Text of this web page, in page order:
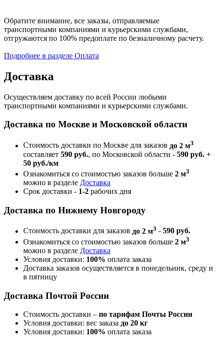
Обратите внимание, все заказы, отправляемые
транспортными компаниями и курьерскими службами,
отгружаются по 100% предоплате по безналичному расчету.
Подробнее в разделе Оплата
Доставка
Осуществляем доставку по всей России любыми
транспортными компаниями и курьерскими службами.
Доставка по Москве и Московской области
Стоимость доставки по Москве для заказов до 2 м3
составляет 590 руб., по Московской области - 590 руб. +
50 руб./км
Ознакомиться со стоимостью заказов больше 2 м3
можно в разделе Доставка
Срок доставки - 1-2 рабочих дня
Доставка по Нижнему Новгороду
Стоимость доставки для заказов до 2 м3 - 590 руб.
Ознакомиться со стоимостью заказов больше 2 м3
можно в разделе Доставка
Условия доставки: 100% оплата заказа
Доставка заказов осуществляется в понедельник, среду и
в пятницу
Доставка Почтой России
Стоимость доставки – по тарифам Почты России
Условия доставки: вес заказа до 20 кг
Условия доставки: 100% оплата заказа